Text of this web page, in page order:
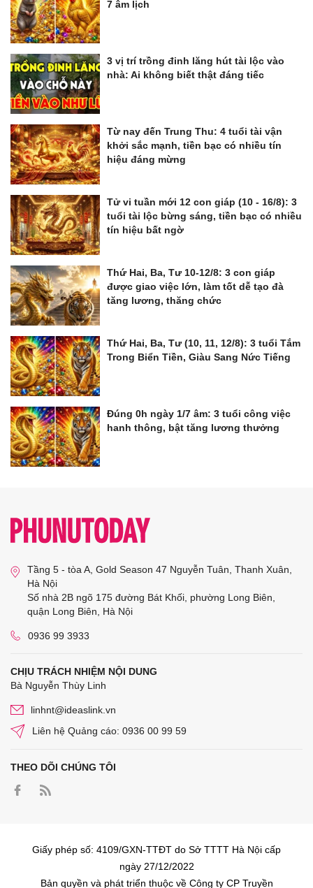
7 âm lịch
3 vị trí trồng đinh lăng hút tài lộc vào
nhà: Ai không biết thật đáng tiếc
Từ nay đến Trung Thu: 4 tuổi tài vận
khởi sắc mạnh, tiền bạc có nhiều tín
hiệu đáng mừng
Tử vi tuần mới 12 con giáp (10 - 16/8): 3
tuổi tài lộc bừng sáng, tiền bạc có nhiều
tín hiệu bất ngờ
Thứ Hai, Ba, Tư 10-12/8: 3 con giáp
được giao việc lớn, làm tốt dễ tạo đà
tăng lương, thăng chức
Thứ Hai, Ba, Tư (10, 11, 12/8): 3 tuổi Tắm
Trong Biển Tiền, Giàu Sang Nức Tiếng
Đúng 0h ngày 1/7 âm: 3 tuổi công việc
hanh thông, bật tăng lương thưởng
Tầng 5 - tòa A, Gold Season 47 Nguyễn Tuân, Thanh Xuân,
Hà Nội
Số nhà 2B ngõ 175 đường Bát Khối, phường Long Biên,
quận Long Biên, Hà Nội
0936 99 3933
CHỊU TRÁCH NHIỆM NỘI DUNG
Bà Nguyễn Thùy Linh
linhnt@ideaslink.vn
Liên hệ Quảng cáo: 0936 00 99 59
THEO DÕI CHÚNG TÔI
Giấy phép số: 4109/GXN-TTĐT do Sở TTTT Hà Nội cấp
ngày 27/12/2022
Bản quyền và phát triển thuộc về Công ty CP Truyền